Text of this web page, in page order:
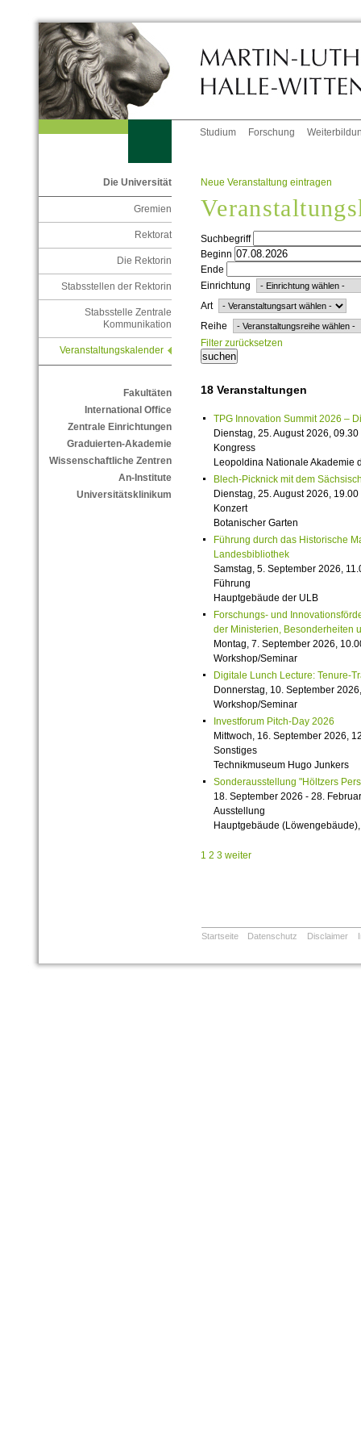
Studium Forschung
Die Universität
Gremien
Rektorat
Die Rektorin
Stabsstellen der Rektorin
Stabsstelle Zentrale
Kommunikation
Veranstaltungskalender
Fakultäten
International Office
Zentrale Einrichtungen
Graduierten-Akademie
Wissenschaftliche Zentren
An-Institute
Universitätsklinikum
Neue Veranstaltung eintragen
Suchbegriff
Beginn
Ende
Einrichtung
Art
Reihe
Filter zurücksetzen
18 Veranstaltungen
TPG Innovation Summit 2026 –
Dienstag, 25. August 2026,
Kongress
Leopoldina Nationale Akademie
Blech-Picknick mit dem
Dienstag, 25. August 2026,
Konzert
Botanischer Garten
Führung durch das Historische
Landesbibliothek
Samstag, 5. September 2026,
Führung
Hauptgebäude der ULB
Forschungs- und
der Ministerien, Besonderheiten
Montag, 7. September 2026,
Workshop/Seminar
Digitale Lunch Lecture: Tenure-
Donnerstag, 10. September
Workshop/Seminar
Investforum Pitch-Day 2026
Mittwoch, 16. September 2026,
Sonstiges
Technikmuseum Hugo Junkers
Sonderausstellung "Höltzers
18. September 2026 - 28.
Ausstellung
Hauptgebäude
1 2 3 weiter
Startseite Datenschutz Disclaimer